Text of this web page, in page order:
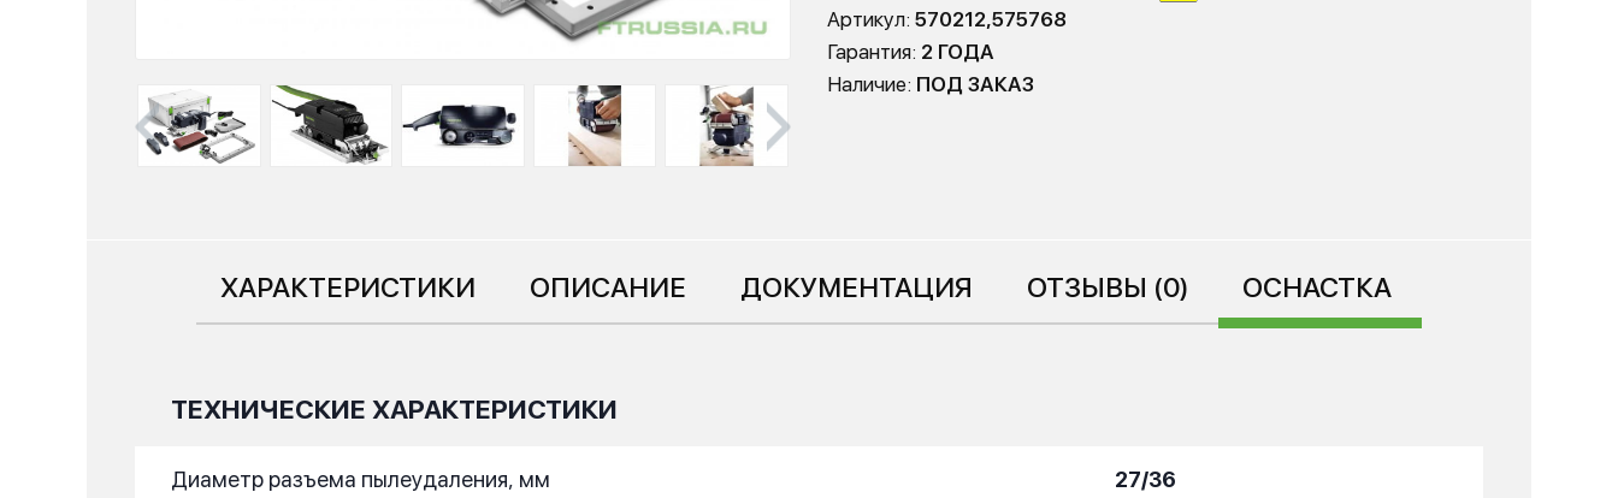
Артикул: 570212,575768
Гарантия: 2 ГОДА
Наличие: ПОД ЗАКАЗ
ХАРАКТЕРИСТИКИ ОПИСАНИЕ ДОКУМЕНТАЦИЯ ОТЗЫВЫ (0) ОСНАСТКА
ТЕХНИЧЕСКИЕ ХАРАКТЕРИСТИКИ
Диаметр разъема пылеудаления, мм 27/36